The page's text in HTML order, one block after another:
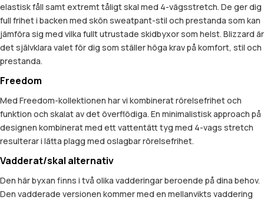
elastisk fåll samt extremt tåligt skal med 4-vägsstretch. De ger dig
full frihet i backen med skön sweatpant-stil och prestanda som kan
jämföra sig med vilka fullt utrustade skidbyxor som helst. Blizzard är
det självklara valet för dig som ställer höga krav på komfort, stil och
prestanda.
Freedom
Med Freedom-kollektionen har vi kombinerat rörelsefrihet och
funktion och skalat av det överflödiga. En minimalistisk approach på
designen kombinerat med ett vattentätt tyg med 4-vags stretch
resulterar i lätta plagg med oslagbar rörelsefrihet.
Vadderat/skal alternativ
Den här byxan finns i två olika vadderingar beroende på dina behov.
Den vadderade versionen kommer med en mellanvikts vaddering